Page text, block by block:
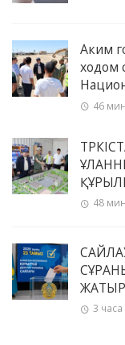
Аким
ходом
46
48
ЖАТЫР
3